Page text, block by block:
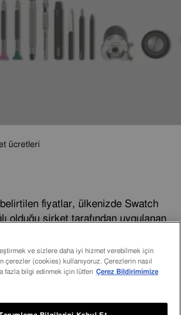
ücretleri
fiyatlar, ülkenizde Swatch
olduğu şirket tarafından uygulanan
bir kılavuz olarak kullanacaktır.
uygulanabilir. Yetkili olmayan bir
tarafından gerçekleştirilen
lütfen unutmayın.
ve sizlere daha iyi hizmet verebilmek için
çerezler (cookies) kullanıyoruz. Çerezlerin nasıl
fazla bilgi edinmek için lütfen Çerez Bildirimimize